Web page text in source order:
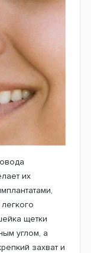
их
щетки
углом, а
захват и